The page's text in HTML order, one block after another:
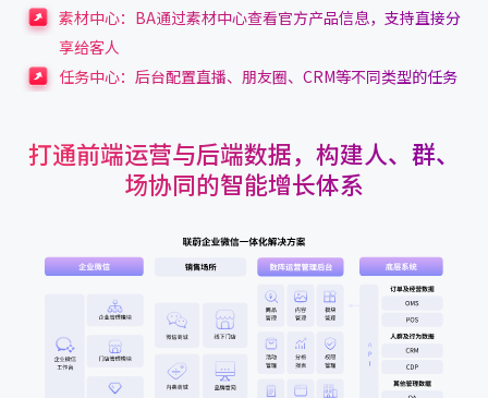
素材中心：BA通过素材中心查看官方产品信息，支持直接分
享给客人
任务中心：后台配置直播、朋友圈、CRM等不同类型的任务
打通前端运营与后端数据，构建人、群、
场协同的智能增长体系